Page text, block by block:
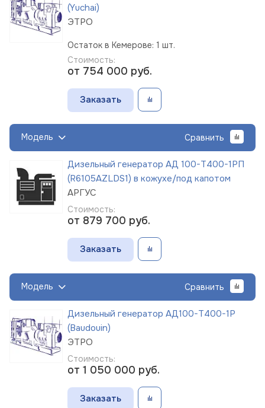
(Yuchai)
ЭТРО
Остаток в Кемерове: 1 шт.
Стоимость:
от 754 000 руб.
Заказать
Модель Сравнить
Дизельный генератор АД 100-Т400-1РП
(R6105AZLDS1) в кожухе/под капотом
АРГУС
Стоимость:
от 879 700 руб.
Заказать
Модель Сравнить
Дизельный генератор АД100-Т400-1Р
(Baudouin)
ЭТРО
Стоимость:
от 1 050 000 руб.
Заказать